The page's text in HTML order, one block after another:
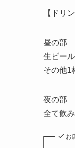
【ドリ
昼の部
生ビー
その他1
夜の部
全て飲
お